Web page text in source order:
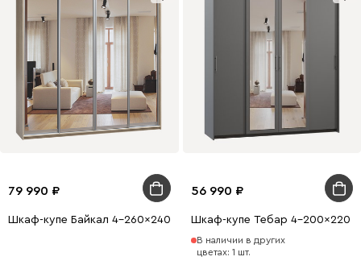
79 990
Шкаф-купе Байкал 4-260x240 Дуб Сонома 4 зеркала
56 990
Шкаф-купе Тебар 4-200x220
В наличии в других
цветах: 1 шт.